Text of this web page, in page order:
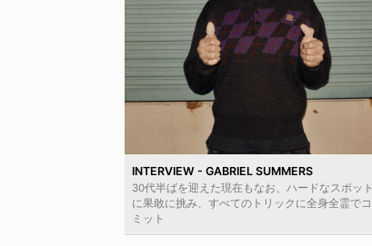
INTERVIEW - GABRIEL SUMMERS
30代半ばを迎えた現在もなお、ハードなスポット
に果敢に挑み、すべてのトリックに全身全霊でコ
ミット